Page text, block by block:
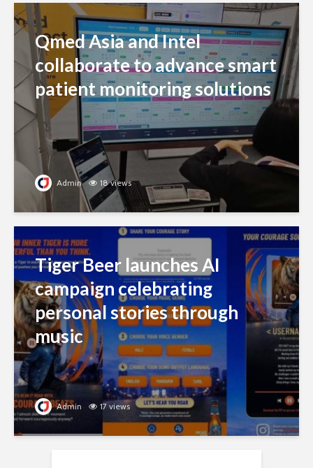
Qmed Asia and Intel
collaborate to advance smart
patient monitoring solutions
Admin 18 views
Tiger Beer launches AI
campaign celebrating
personal stories through
music
Admin 17 views